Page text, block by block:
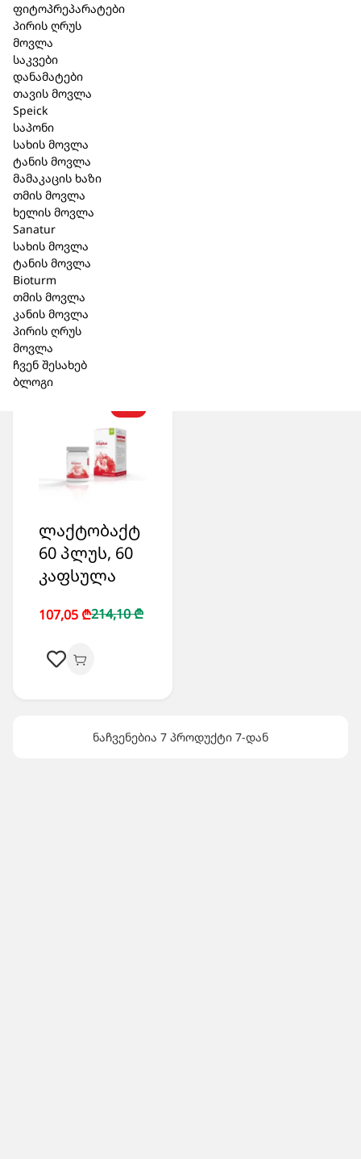
ფიტოპრეპარატები
პირის ღრუს
მოვლა
საკვები
დანამატები
თავის მოვლა
Speick
საპონი
სახის მოვლა
ტანის მოვლა
მამაკაცის ხაზი
თმის მოვლა
ხელის მოვლა
Sanatur
სახის მოვლა
ტანის მოვლა
Bioturm
თმის მოვლა
კანის მოვლა
პირის ღრუს
მოვლა
ჩვენ შესახებ
ბლოგი
ლაქტობაქტ
ინტიმა, 30
კაფსულა
164,00 ₾
ლაქტობაქტ
60 პლუს, 60
კაფსულა
107,05 ₾214,10 ₾
ნაჩვენებია 7 პროდუქტი 7-დან